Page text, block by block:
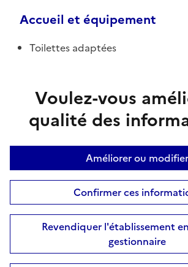
Accueil et équipement
Toilettes adaptées
Voulez-vous
qualité des
Améliorer ou modifier
Confirmer ces
Revendiquer l'établissement
gestionnaire